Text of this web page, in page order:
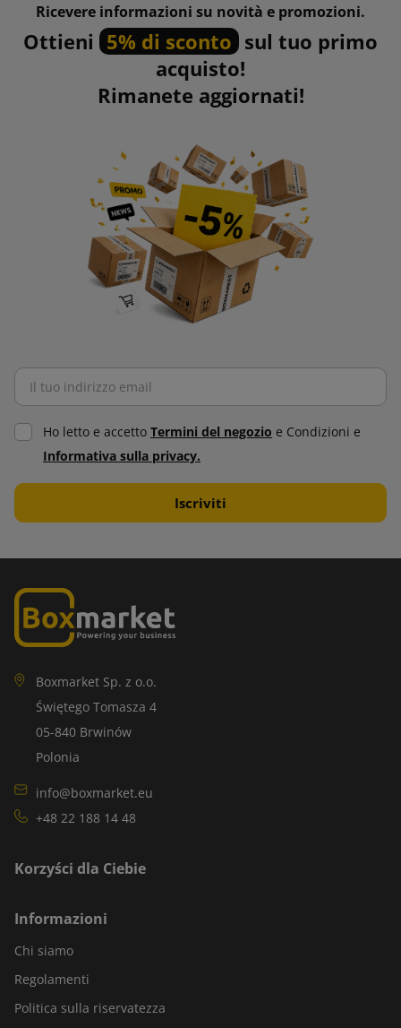
Ricevere informazioni su novità e promozioni.
Ottieni 5% di sconto sul tuo primo
acquisto!
Rimanete aggiornati!
Ho letto e accetto Termini del negozio e Condizioni e
Informativa sulla privacy.
Boxmarket Sp. z o.o.
Świętego Tomasza 4
05-840 Brwinów
Polonia
info@boxmarket.eu
+48 22 188 14 48
Korzyści dla Ciebie
Informazioni
Chi siamo
Regolamenti
Politica sulla riservatezza